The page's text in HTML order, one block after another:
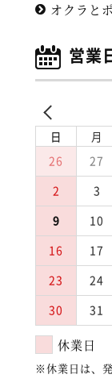
オクラと
営業
日 月
26
27
2
3
9
10
16
17
23
24
30
31
休業日
※休業日は、